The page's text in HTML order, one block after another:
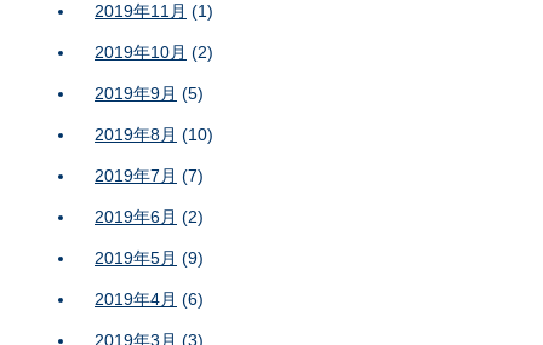
2019年11月 (1)
2019年10月 (2)
2019年9月 (5)
2019年8月 (10)
2019年7月 (7)
2019年6月 (2)
2019年5月 (9)
2019年4月 (6)
2019年3月 (3)